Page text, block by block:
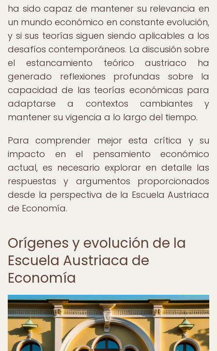
ha sido capaz de mantener su relevancia en
un mundo económico en constante evolución,
y si sus teorías siguen siendo aplicables a los
desafíos contemporáneos. La discusión sobre
el estancamiento teórico austriaco ha
generado reflexiones profundas sobre la
capacidad de las teorías económicas para
adaptarse a contextos cambiantes y
mantener su vigencia a lo largo del tiempo.
Para comprender mejor esta crítica y su
impacto en el pensamiento económico
actual, es necesario explorar en detalle las
respuestas y argumentos proporcionados
desde la perspectiva de la Escuela Austriaca
de Economía.
Orígenes y evolución de la
Escuela Austriaca de
Economía